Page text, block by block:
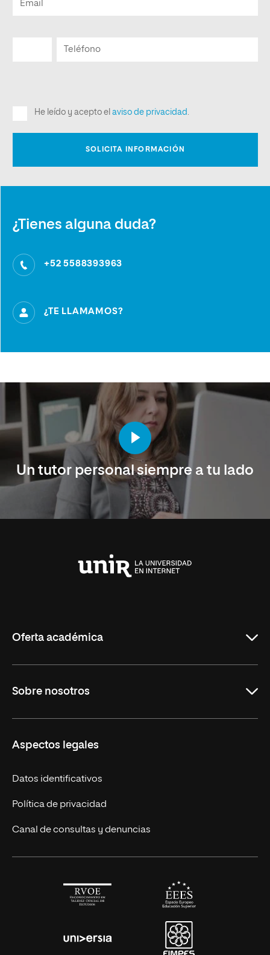
¿Tienes alguna duda?
+52 5588393963
¿TE LLAMAMOS?
Un tutor personal siempre a tu lado
Oferta académica
Licenciaturas en línea
Cursos Europeos
Títulos Americanos
Alianza Newman
Sobre nosotros
Nuestros alumnos
Únete a nosotros
Actualidad
Solicita información
Aspectos legales
Datos identificativos
Política de privacidad
Canal de consultas y denuncias